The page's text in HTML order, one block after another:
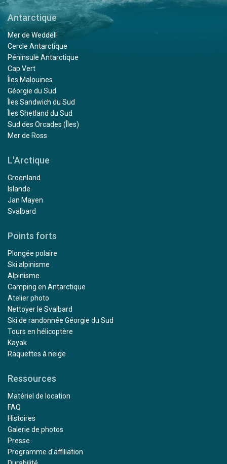
Antarctique
Mer de Weddell
Cercle Antarctique
Péninsule Antarctique
Cap Vert
Îles Malouines
Géorgie du Sud
Îles Sandwich du Sud
Îles Shetland du Sud
Sud des Orcades (Îles)
Mer de Ross
L'Arctique
Groenland
Islande
Jan Mayen
Svalbard
Points forts
Plongée polaire
Ski alpinisme
Alpinisme
Camping en Antarctique
Atelier photo
Nettoyer le Svalbard
Ski de randonnée Géorgie du Sud
Tours en hélicoptère
Kayak
Raquettes à neige
Ressources
Matériel de location
FAQ
Histoires
Galerie de photos
Presse
Programme d'affiliation